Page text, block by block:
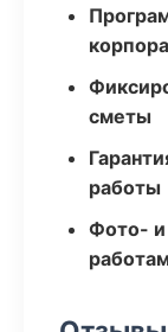
сметы
работы
Фото- и